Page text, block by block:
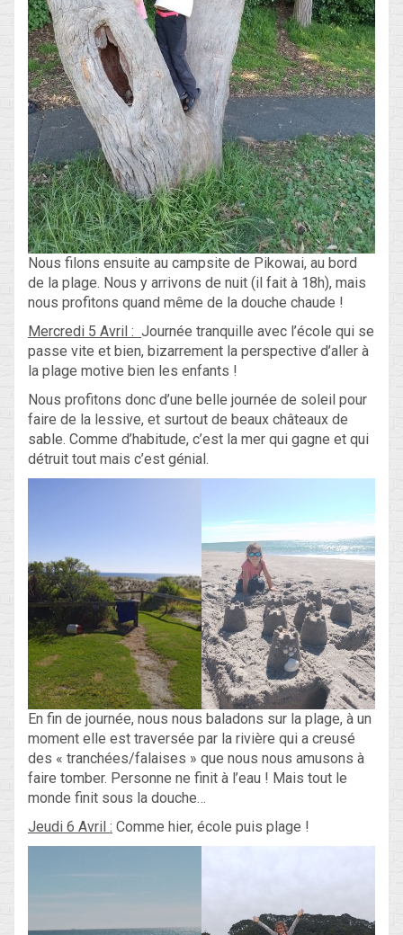
Nous filons ensuite au campsite de Pikowai, au bord
de la plage. Nous y arrivons de nuit (il fait à 18h), mais
nous profitons quand même de la douche chaude !
Mercredi 5 Avril : Journée tranquille avec l’école qui se
passe vite et bien, bizarrement la perspective d’aller à
la plage motive bien les enfants !
Nous profitons donc d’une belle journée de soleil pour
faire de la lessive, et surtout de beaux châteaux de
sable. Comme d’habitude, c’est la mer qui gagne et qui
détruit tout mais c’est génial.
En fin de journée, nous nous baladons sur la plage, à un
moment elle est traversée par la rivière qui a creusé
des « tranchées/falaises » que nous nous amusons à
faire tomber. Personne ne finit à l’eau ! Mais tout le
monde finit sous la douche…
Jeudi 6 Avril : Comme hier, école puis plage !